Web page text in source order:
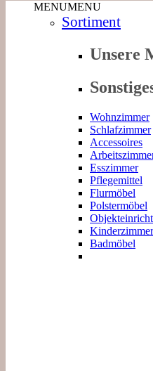
MENUMENU
Sortiment
Unsere
Wohnzimmer
Schlafzimmer
Accessoires
Esszimmer
Pflegemittel
Flurmöbel
Polstermöbel
Kinderzimmer
Badmöbel